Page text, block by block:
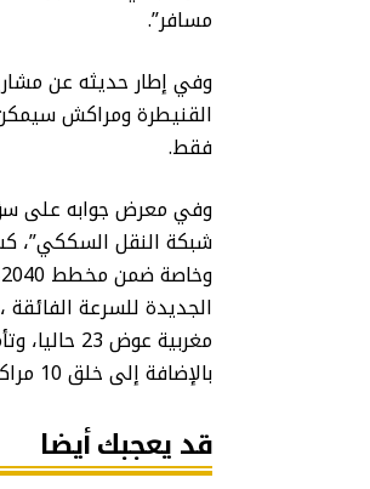
مسافر”.
وفي إطار حديثه عن
فقط.
وفي معرض جوابه على
شبكة النقل السككي”،
بالإضافة إلى خلق 10 مراكز جهوية.
قد يعجبك أيضا